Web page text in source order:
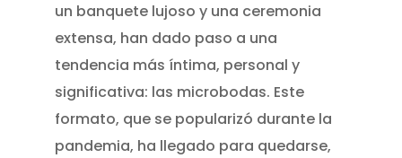
un banquete lujoso y una ceremonia
extensa, han dado paso a una
tendencia más íntima, personal y
significativa: las microbodas. Este
formato, que se popularizó durante la
pandemia, ha llegado para quedarse,